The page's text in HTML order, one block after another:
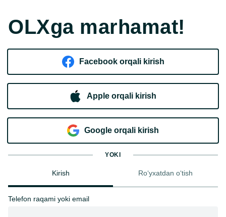
OLXga marhamat!
Facebook orqali kirish​
Apple orqali kirish
Goo​g​le orqali kirish
YOKI
Kirish Ro‘yxatdan o‘tish
Telefon raqami yoki email